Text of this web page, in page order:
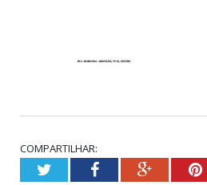
COMPARTILHAR:
TwitterFacebookGoogle+